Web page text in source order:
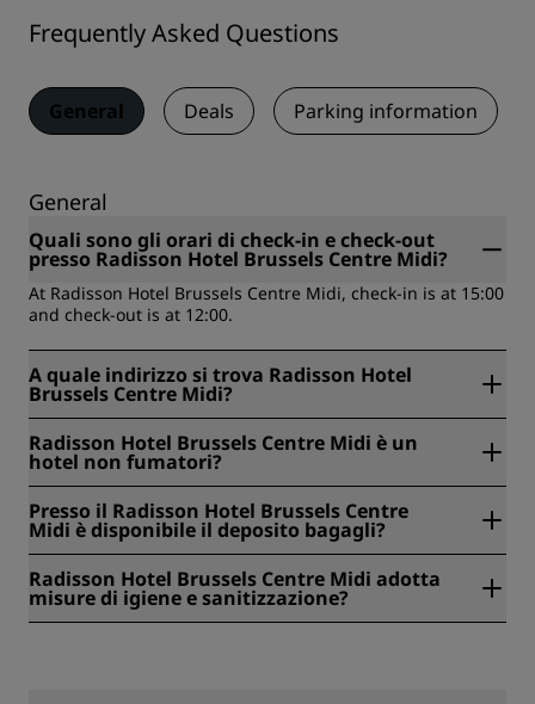
Frequently Asked Questions
General Deals Parking information
General
Quali sono gli orari di check-in e check-out
presso Radisson Hotel Brussels Centre Midi?
At Radisson Hotel Brussels Centre Midi, check-in is at 15:00
and check-out is at 12:00.
A quale indirizzo si trova Radisson Hotel
Brussels Centre Midi?
Marcel Broodthaers Plein 3 , 1060, Bruxelles, Belgio.
Radisson Hotel Brussels Centre Midi è un
hotel non fumatori?
hotel.
Presso il Radisson Hotel Brussels Centre
Midi è disponibile il deposito bagagli?
Brussels Centre Midi.
Radisson Hotel Brussels Centre Midi adotta
misure di igiene e sanitizzazione?